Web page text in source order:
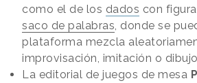
como el de los dados con
saco de palabras, donde se
plataforma mezcla
improvisación, imitación o dibujo
La editorial de juegos de mesa